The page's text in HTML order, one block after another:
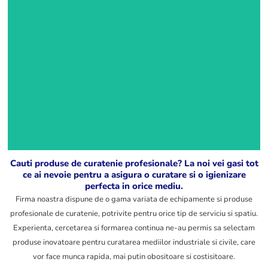
Vezi
produsele
Vezi
produsele
Cauti produse de curatenie profesionale? La noi vei gasi tot
ce ai nevoie pentru a asigura o curatare si o igienizare
perfecta in orice mediu.
Firma noastra dispune de o gama variata de echipamente si produse
profesionale de curatenie, potrivite pentru orice tip de serviciu si spatiu.
Experienta, cercetarea si formarea continua ne-au permis sa selectam
produse inovatoare pentru curatarea mediilor industriale si civile, care
vor face munca rapida, mai putin obositoare si costisitoare.